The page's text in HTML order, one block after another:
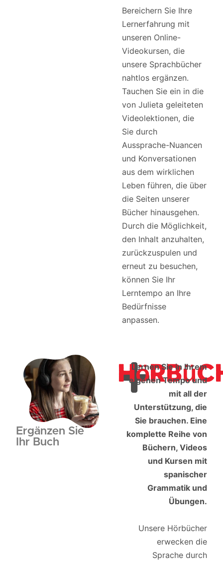
Bereichern Sie Ihre
Lernerfahrung mit
unseren Online-
Videokursen, die
unsere Sprachbücher
nahtlos ergänzen.
Tauchen Sie ein in die
von Julieta geleiteten
Videolektionen, die
Sie durch
Aussprache-Nuancen
und Konversationen
aus dem wirklichen
Leben führen, die über
die Seiten unserer
Bücher hinausgehen.
Durch die Möglichkeit,
den Inhalt anzuhalten,
zurückzuspulen und
erneut zu besuchen,
können Sie Ihr
Lerntempo an Ihre
Bedürfnisse
anpassen.
Lernen Sie in Ihrem
eigenen Tempo und
mit all der
Unterstützung, die
Sie brauchen. Eine
komplette Reihe von
Büchern, Videos
und Kursen mit
spanischer
Grammatik und
Übungen.
Unsere Hörbücher
erwecken die
Sprache durch
Ergänzen Sie
Ihr Buch